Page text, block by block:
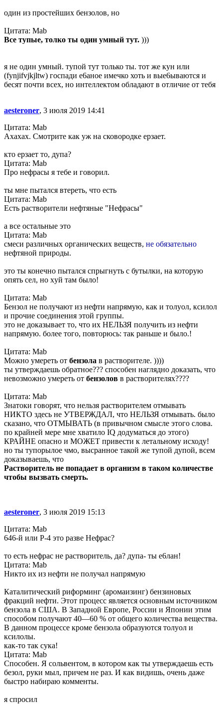
один из простейших бензолов, но
Цитата: Mab
Все тупые, толко ты один умный тут. )))
я не один умный. тупой тут только ты. тот же кун или
(fynjifvjkjltw) госпади е6аное имечко хоть и вые6ываются и
бесят почти всех, но интеллектом обладают в отличие от тебя
aesteroner, 3 июля 2019 14:41
Цитата: Mab
Ахахах. Смотрите как уж на сковородке ерзает.
кто ерзает то, дупа?
Цитата: Mab
Про нефрасы я тебе и говорил.
ты мне пытался втереть, что есть
Цитата: Mab
Есть растворители нефтяные "Нефрасы"
а все остальные это
Цитата: Mab
смеси различных органических веществ, не обязательно
нефтяной природы.
это ты конечно пытался спрыгнуть с бутылки, на которую
опять сел, но xyй там было!
Цитата: Mab
Бензол не получают из нефти напрямую, как и толуол, ксилол
и прочие соединения этой группы.
это не доказывает то, что их НЕЛЬЗЯ получить из нефти
напрямую. более того, повторюсь: так раньше и было.!
Цитата: Mab
Можно умереть от бензола в растворителе. ))))
ты утверждаешь обратное??? способен наглядно доказать, что
невозможно умереть от бензолов в растворителях????
Цитата: Mab
Знатоки говорят, что нельзя растворителем отмывать
НИКТО здесь не УТВЕРЖДАЛ, что НЕЛЬЗЯ отмывать. было
сказано, что ОТМЫВАТЬ (в привычном смысле этого слова.
по крайней мере мне хватило IQ додуматься до этого)
КРАЙНЕ опасно и МОЖЕТ привести к летальному исходу!
но ты тупорылое чмо, высранное такой же тупой дупой, всем
доказываешь, что
Растворитель не попадает в организм в таком количестве
чтобы вызвать смерть.
aesteroner, 3 июля 2019 15:13
Цитата: Mab
646-й или Р-4 это разве Нефрас?
то есть нефрас не растворитель, да? дупа- ты е6лан!
Цитата: Mab
Никто их из нефти не получал напрямую
Каталитический риформинг (аромаизинг) бензиновых
фракций нефти. Этот процесс является основным источником
бензола в США. В Западной Европе, России и Японии этим
способом получают 40—60 % от общего количества вещества.
В данном процессе кроме бензола образуются толуол и
ксилолы.
как-то так сука!
Цитата: Mab
Способен. Я сольвентом, в котором как ты утверждаешь есть
безол, руки мыл, причем не раз. И как видишь, очень даже
быстро набираю комменты.
я спросил